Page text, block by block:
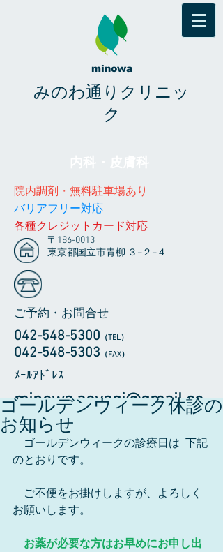
minowa
みのわ通りクリニッ
ク
〒186-0013
東京都国立市青柳 ３−２−４
院内調剤・無料駐車場あり
​​バリアフリー対応
​各種クレジットカード対応
ご予約・お問合せ
042-548-5300 （TEL）
​042-548-5303 （FAX）
​ﾒｰﾙｱﾄﾞﾚｽ
minowa.aoyagi@gmail.co
m
ゴールデンウィーク休診の
お知らせ
ゴールデンウィークの診療日は  下記
のとおりです。
ご不便をお掛けしますが、よろしく
お願いします。
お薬が必要な方はお早めにお申し出